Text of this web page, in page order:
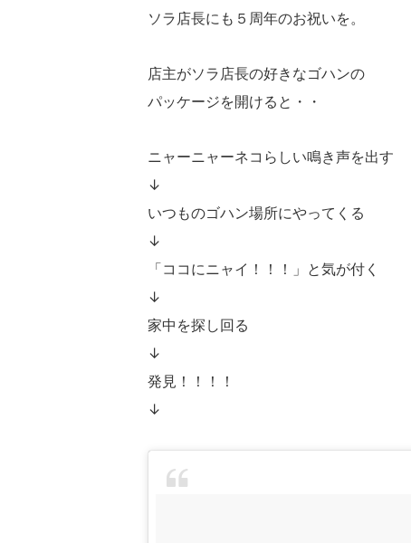
ソラ店長にも５周年のお祝いを。
店主がソラ店長の好きなゴハンの
パッケージを開けると・・
ニャーニャーネコらしい鳴き声を出す
↓
いつものゴハン場所にやってくる
↓
「ココにニャイ！！！」と気が付く
↓
家中を探し回る
↓
発見！！！！
↓